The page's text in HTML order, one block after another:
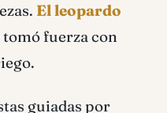
El leopardo
fuerza con
guiadas por